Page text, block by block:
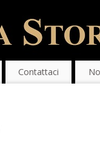
Contattaci